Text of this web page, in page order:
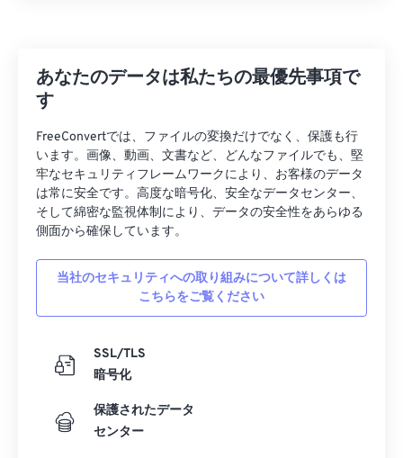
あなたのデータは私たちの最優先事項で
す
FreeConvertでは、ファイルの変換だけでなく、保護も行
います。画像、動画、文書など、どんなファイルでも、堅
牢なセキュリティフレームワークにより、お客様のデータ
は常に安全です。高度な暗号化、安全なデータセンター、
そして綿密な監視体制により、データの安全性をあらゆる
側面から確保しています。
当社のセキュリティへの取り組みについて詳しくは
こちらをご覧ください
SSL/TLS
暗号化
保護されたデータ
センター